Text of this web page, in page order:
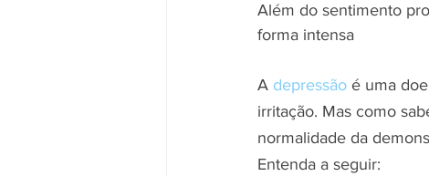
Além do sentimento
forma intensa
A depressão é uma
irritação. Mas como
normalidade da
Entenda a seguir: